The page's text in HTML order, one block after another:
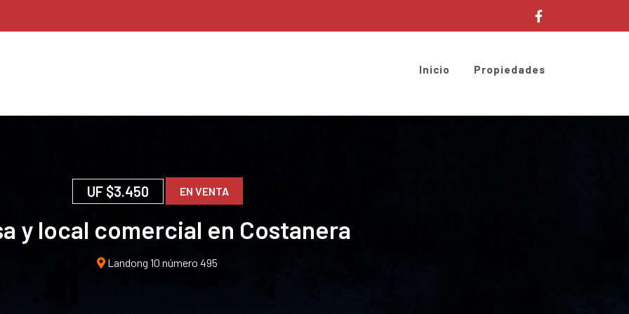
Inicio Propiedades
UF $3.450 EN VENTA
y local comercial en Costanera
Landong 10 número 495